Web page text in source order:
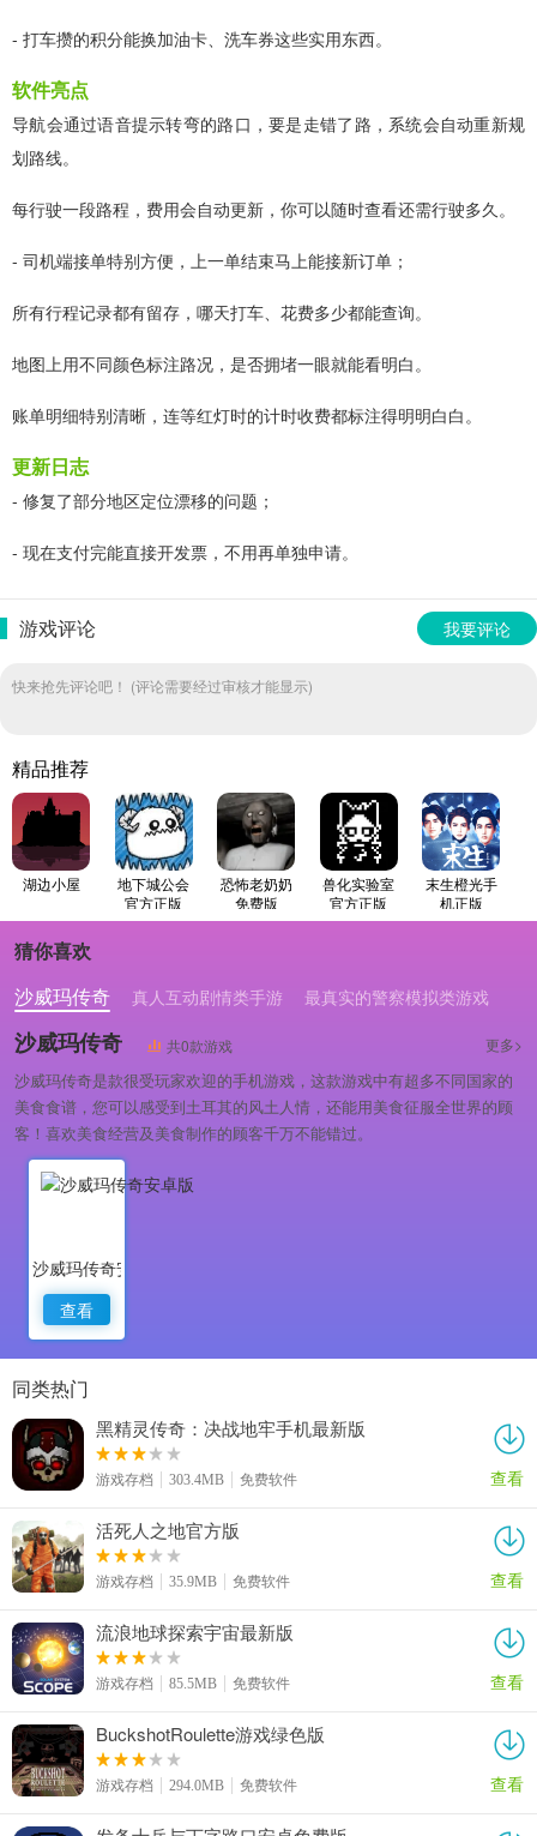
- 打车攒的积分能换加油卡、洗车券这些实用东西。
软件亮点
导航会通过语音提示转弯的路口，要是走错了路，系统会自动重新规
划路线。
每行驶一段路程，费用会自动更新，你可以随时查看还需行驶多久。
- 司机端接单特别方便，上一单结束马上能接新订单；
所有行程记录都有留存，哪天打车、花费多少都能查询。
地图上用不同颜色标注路况，是否拥堵一眼就能看明白。
账单明细特别清晰，连等红灯时的计时收费都标注得明明白白。
更新日志
- 修复了部分地区定位漂移的问题；
- 现在支付完能直接开发票，不用再单独申请。
游戏评论 我要评论
快来抢先评论吧！ (评论需要经过审核才能显示)
精品推荐
湖边小屋
地下城公会
官方正版
恐怖老奶奶
免费版
兽化实验室
官方正版
末生橙光手
机正版
猜你喜欢
沙威玛传奇
真人互动剧情类手游 最真实的警察模拟类游戏
沙威玛传奇 共0款游戏 更多>
沙威玛传奇是款很受玩家欢迎的手机游戏，这款游戏中有超多不同国家的
美食食谱，您可以感受到土耳其的风土人情，还能用美食征服全世界的顾
客！喜欢美食经营及美食制作的顾客千万不能错过。
沙威玛传奇安卓版
查看
同类热门
黑精灵传奇：决战地牢手机最新版
游戏存档 303.4MB 免费软件 查看
活死人之地官方版
游戏存档 35.9MB 免费软件 查看
流浪地球探索宇宙最新版
游戏存档 85.5MB 免费软件 查看
BuckshotRoulette游戏绿色版
游戏存档 294.0MB 免费软件 查看